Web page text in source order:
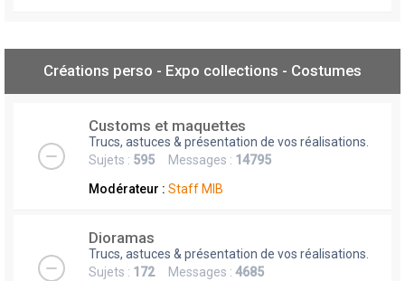
Créations perso - Expo collections - Costumes
Customs et maquettes
Trucs, astuces & présentation de vos réalisations.
Sujets : 595 Messages : 14795
Modérateur : Staff MIB
Dioramas
Trucs, astuces & présentation de vos réalisations.
Sujets : 172Messages : 4685